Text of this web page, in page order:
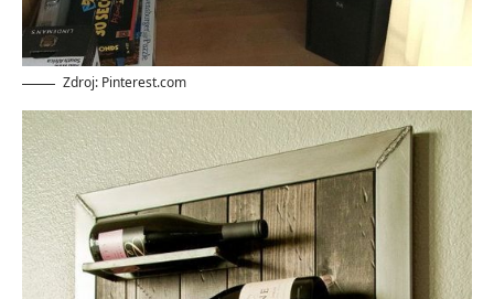
Zdroj: Pinterest.com